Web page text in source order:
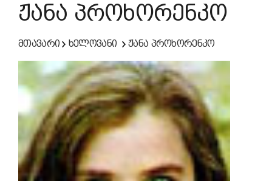
ჟანა პროხორენკო
მთავარი ხელოვანი ჟანა პროხორენკო